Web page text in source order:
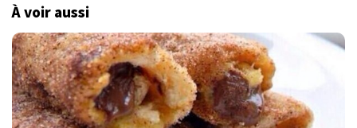
À voir aussi